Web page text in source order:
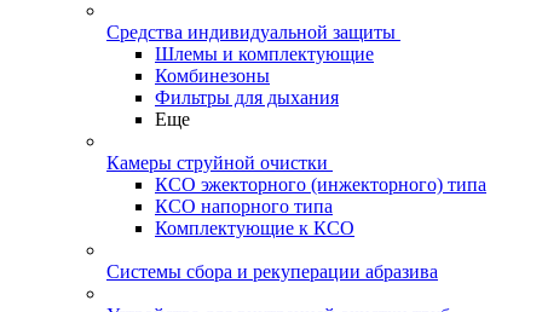
Средства индивидуальной защиты
Шлемы и комплектующие
Комбинезоны
Фильтры для дыхания
Еще
Камеры струйной очистки
КСО эжекторного (инжекторного) типа
КСО напорного типа
Комплектующие к КСО
Системы сбора и рекуперации абразива